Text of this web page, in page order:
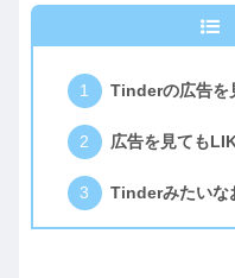
Tinderの広告を
広告を見ても
Tinderみたいな